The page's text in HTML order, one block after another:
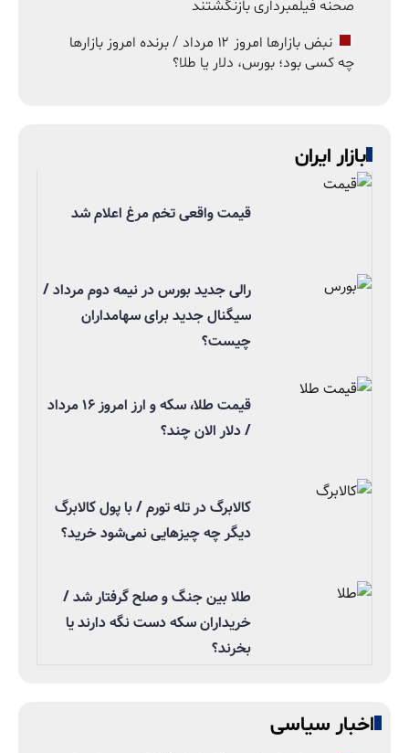
صحنه فیلمبرداری بازنگشتند
نبض بازارها امروز ۱۲ مرداد / برنده امروز بازارها
چه کسی بود؛ بورس، دلار یا طلا؟
بازار ایران
قیمت واقعی تخم مرغ اعلام شد
رالی جدید بورس در نیمه دوم مرداد /
سیگنال جدید برای سهامداران
چیست؟
قیمت طلا، سکه و ارز امروز ۱۶ مرداد
/ دلار الان چند؟
کالابرگ در تله تورم / با پول کالابرگ
دیگر چه چیزهایی نمی‌شود خرید؟
طلا بین جنگ و صلح گرفتار شد /
خریداران سکه دست نگه دارند یا
بخرند؟
اخبار سیاسی